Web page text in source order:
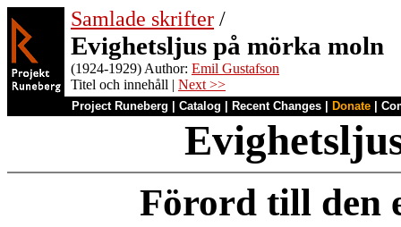
Samlade skrifter /
Evighetsljus på mörka moln
(1924-1929) Author: Emil Gustafson
Titel och innehåll | Next >>
Project Runeberg Catalog Recent Changes Donate
Förord till den